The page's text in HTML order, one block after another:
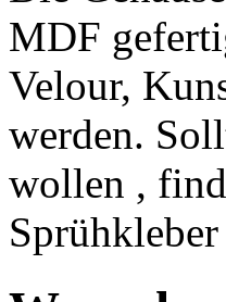
MDF
Velour,
werden.
wollen ,